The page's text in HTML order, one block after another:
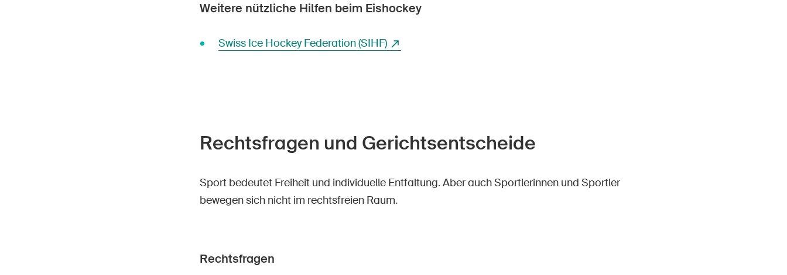
Weitere nützliche Hilfen beim Eishockey
Swiss Ice Hockey Federation (SIHF)
Rechtsfragen und Gerichtsentscheide
Sport bedeutet Freiheit und individuelle Entfaltung. Aber auch Sportlerinnen und Sportler
bewegen sich nicht im rechtsfreien Raum.
Rechtsfragen